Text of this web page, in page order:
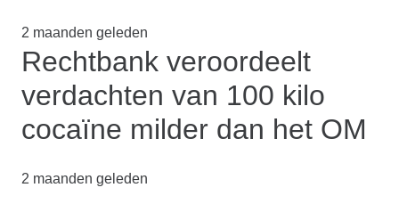
2 maanden geleden
Rechtbank veroordeelt
verdachten van 100 kilo
cocaïne milder dan het OM
2 maanden geleden